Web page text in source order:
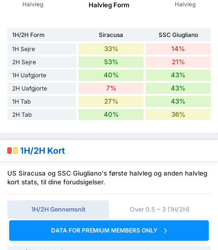
Halvleg
Halvleg Form
Halvleg
1H/2H Form Siracusa
SSC Giugliano
1H Sejre
33% 14%
2H Sejre 53% 21%
1H Uafgjorte 40% 43%
2H Uafgjorte 7% 43%
1H Tab 27% 43%
2H Tab 40% 36%
1H/2H Kort
US Siracusa og SSC Giugliano's første halvleg og anden halvleg
kort stats, til dine forudsigelser.
1H/2H Gennemsnit Over 0.5 ~ 3 (1H/2H)
DATA FOR PREMIUM MEMBERS ONLY